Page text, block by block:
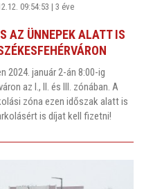
09:54:53 | 3 éve
AZ ÜNNEPEK ALATT IS
2024. január 2-án 8:00-ig
az I., II. és III. zónában. A
zóna ezen időszak alatt is
is díjat kell fizetni!